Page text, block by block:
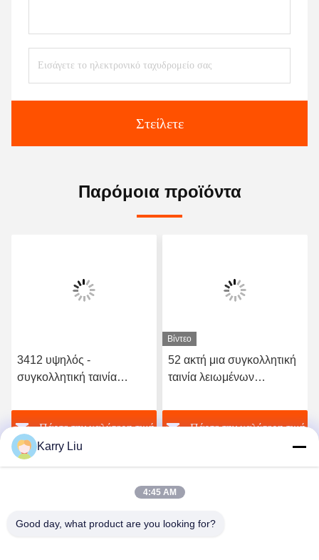
Στείλετε
Παρόμοια προϊόντα
3412 υψηλός -
συγκολλητική ταινία
ποιοτικού ελαστική
πολυουρεθάνιου καυτή
Πάρτε την καλύτερη τιμή
Βίντεο
52 ακτή μια συγκολλητική
ταινία λειωμένων
TPU καυτή για το άνευ
ραφής εσώρουχο
Πάρτε την καλύτερη τιμή
Shenzhen Tunsing Plastic Products Co., Ltd.
Karry Liu
4:45 AM
Good day, what product are you looking for?